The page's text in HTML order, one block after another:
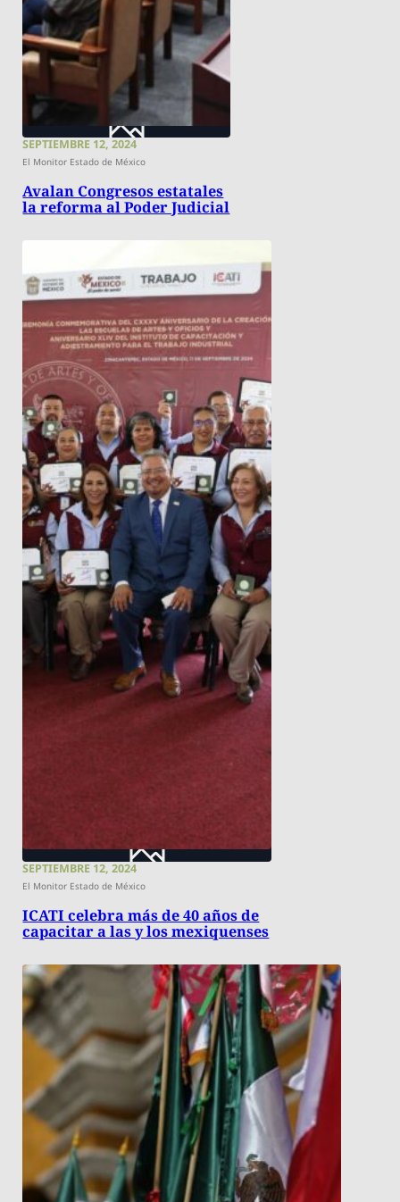
SEPTIEMBRE 12, 2024
El Monitor Estado de México
Avalan Congresos estatales
la reforma al Poder Judicial
SEPTIEMBRE 12, 2024
El Monitor Estado de México
ICATI celebra más de 40 años de
capacitar a las y los mexiquenses